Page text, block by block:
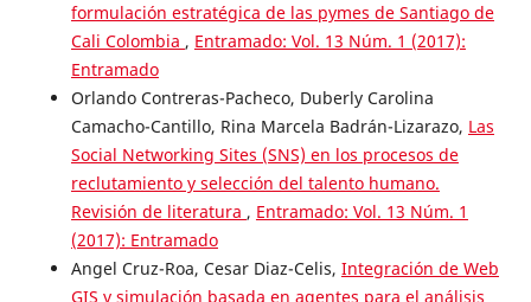
formulación estratégica de las pymes de Santiago de
Cali Colombia , Entramado: Vol. 13 Núm. 1 (2017):
Entramado
Orlando Contreras-Pacheco, Duberly Carolina
Camacho-Cantillo, Rina Marcela Badrán-Lizarazo, Las
Social Networking Sites (SNS) en los procesos de
reclutamiento y selección del talento humano.
Revisión de literatura , Entramado: Vol. 13 Núm. 1
(2017): Entramado
Angel Cruz-Roa, Cesar Diaz-Celis, Integración de Web
GIS y simulación basada en agentes para el análisis